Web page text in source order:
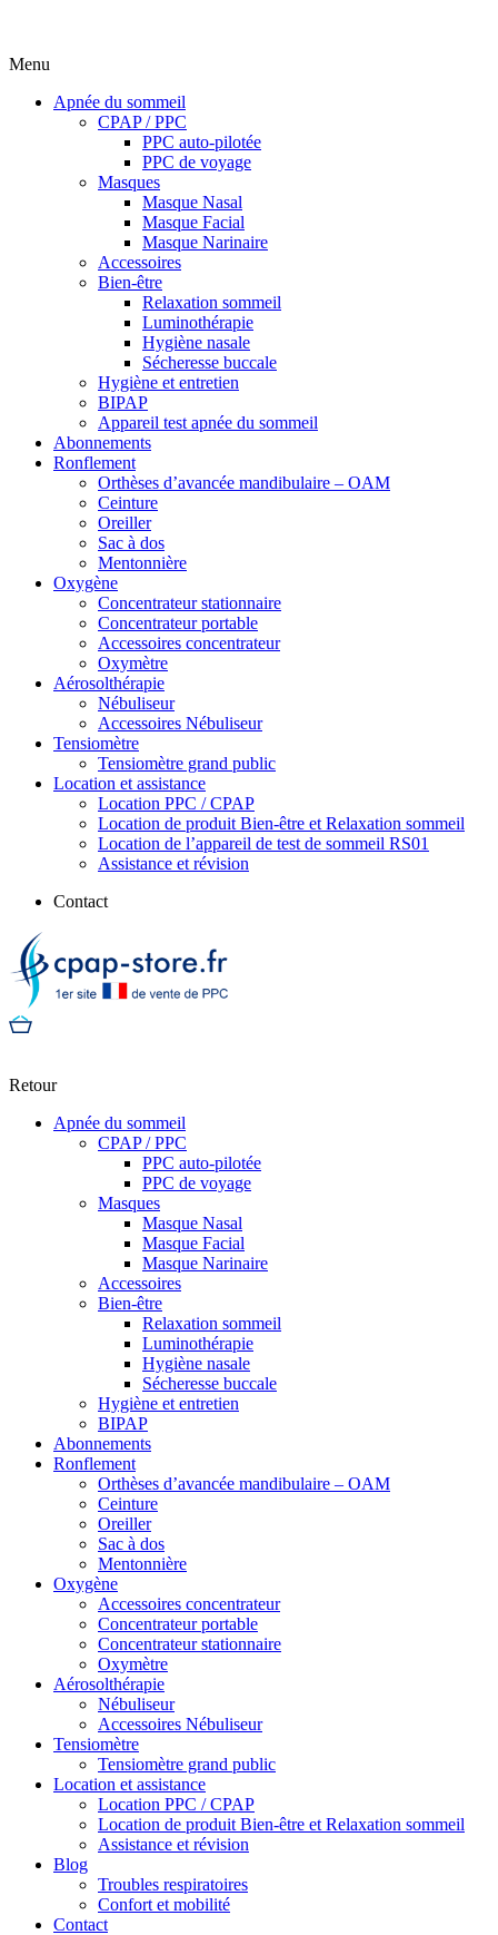
Menu
Apnée du sommeil
CPAP / PPC
PPC auto-pilotée
PPC de voyage
Masques
Masque Nasal
Masque Facial
Masque Narinaire
Accessoires
Bien-être
Relaxation sommeil
Luminothérapie
Hygiène nasale
Sécheresse buccale
Hygiène et entretien
BIPAP
Appareil test apnée du sommeil
Abonnements
Ronflement
Orthèses d’avancée mandibulaire – OAM
Ceinture
Oreiller
Sac à dos
Mentonnière
Oxygène
Concentrateur stationnaire
Concentrateur portable
Accessoires concentrateur
Oxymètre
Aérosolthérapie
Nébuliseur
Accessoires Nébuliseur
Tensiomètre
Tensiomètre grand public
Location et assistance
Location PPC / CPAP
Location de produit Bien-être et Relaxation sommeil
Location de l’appareil de test de sommeil RS01
Assistance et révision
Contact
Retour
Apnée du sommeil
CPAP / PPC
PPC auto-pilotée
PPC de voyage
Masques
Masque Nasal
Masque Facial
Masque Narinaire
Accessoires
Bien-être
Relaxation sommeil
Luminothérapie
Hygiène nasale
Sécheresse buccale
Hygiène et entretien
BIPAP
Abonnements
Ronflement
Orthèses d’avancée mandibulaire – OAM
Ceinture
Oreiller
Sac à dos
Mentonnière
Oxygène
Accessoires concentrateur
Concentrateur portable
Concentrateur stationnaire
Oxymètre
Aérosolthérapie
Nébuliseur
Accessoires Nébuliseur
Tensiomètre
Tensiomètre grand public
Location et assistance
Location PPC / CPAP
Location de produit Bien-être et Relaxation sommeil
Assistance et révision
Blog
Troubles respiratoires
Confort et mobilité
Contact